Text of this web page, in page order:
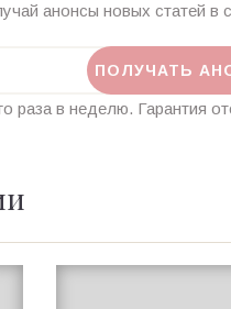
анонсы новых статей в
раза в неделю. Гарантия